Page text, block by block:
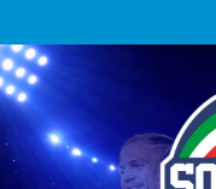
to
content